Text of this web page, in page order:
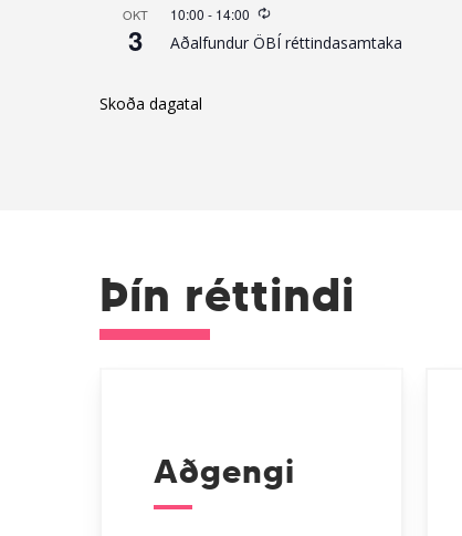
OKT
3
10:00 - 14:00
Recurring
Aðalfundur ÖBÍ réttindasamtaka
Skoða dagatal
Þín réttindi
Aðgengi